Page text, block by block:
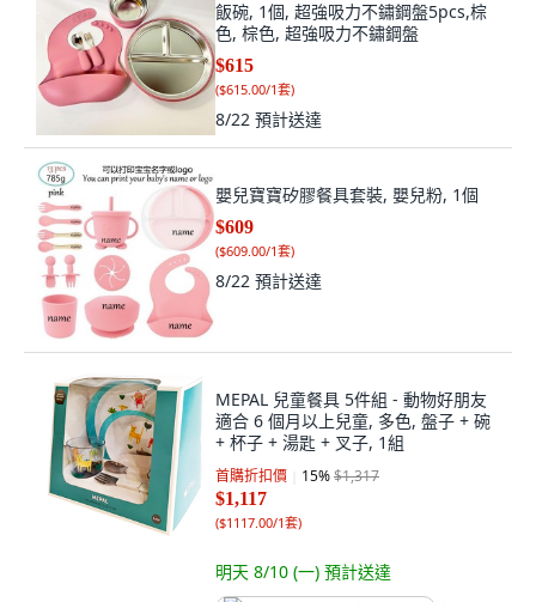
飯碗, 1個, 超強吸力不鏽鋼盤5pcs,棕
色, 棕色, 超強吸力不鏽鋼盤
$615
($615.00/1套)
8/22 預計送達
嬰兒寶寶矽膠餐具套裝, 嬰兒粉, 1個
$609
($609.00/1套)
8/22 預計送達
MEPAL 兒童餐具 5件組 - 動物好朋友
適合 6 個月以上兒童, 多色, 盤子 + 碗
+ 杯子 + 湯匙 + 叉子, 1組
首購折扣價 15%$1,317
$1,117
($1117.00/1套)
明天 8/10 (一) 預計送達